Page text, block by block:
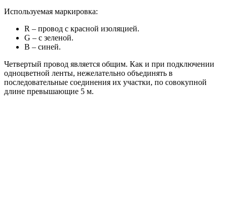
Используемая маркировка:
R – провод с красной изоляцией.
G – с зеленой.
B – синей.
Четвертый провод является общим. Как и при подключении
одноцветной ленты, нежелательно объединять в
последовательные соединения их участки, по совокупной
длине превышающие 5 м.